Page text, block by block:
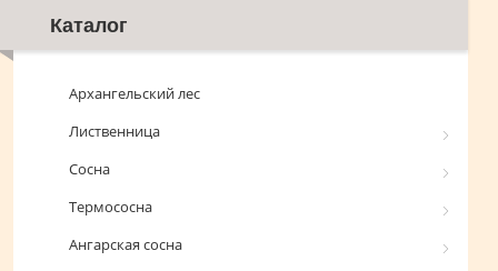
Каталог
Архангельский лес
Лиственница
Сосна
Термососна
Ангарская сосна